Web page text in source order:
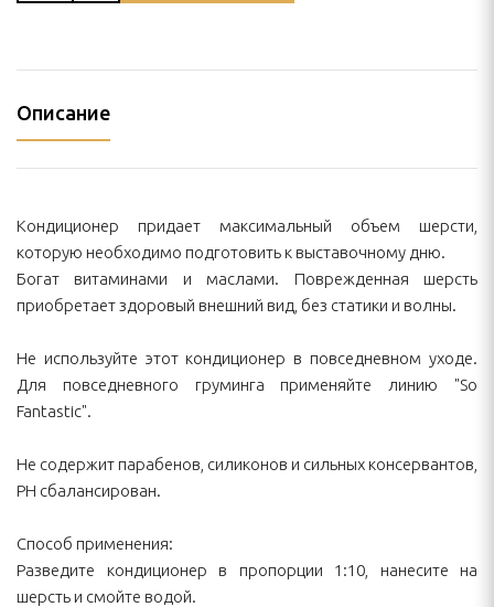
Описание
Кондиционер придает максимальный объем шерсти,
которую необходимо подготовить к выставочному дню.
Богат витаминами и маслами. Поврежденная шерсть
приобретает здоровый внешний вид, без статики и волны.
Не используйте этот кондиционер в повседневном уходе.
Для повседневного груминга применяйте линию "So
Fantastic".
Не содержит парабенов, силиконов и сильных консервантов,
PH сбалансирован.
Способ применения:
Разведите кондиционер в пропорции 1:10, нанесите на
шерсть и смойте водой.